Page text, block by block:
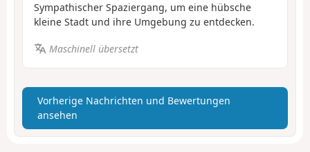
Sympathischer Spaziergang, um eine hübsche
kleine Stadt und ihre Umgebung zu entdecken.
Maschinell übersetzt
Vorherige Nachrichten und Bewertungen
ansehen